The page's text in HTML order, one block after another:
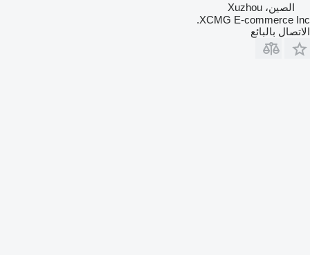
الصين، Xuzhou
XCMG E-commerce Inc.
الاتصال بالبائع